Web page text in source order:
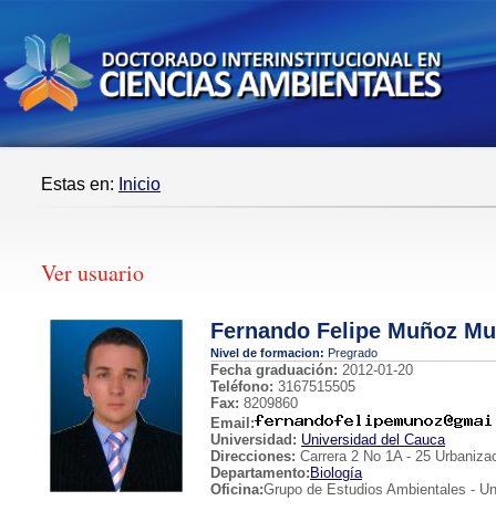
Estas en: Inicio
Ver usuario
Fernando Felipe Muñoz
Nivel de formacion: Pregrado
Fecha graduación: 2012-01-20
Teléfono: 3167515505
Fax: 8209860
Email:
Universidad: Universidad del Cauca
Direcciones: Carrera 2 No 1A - 25
Departamento: Biología
Oficina:Grupo de Estudios Ambientales -